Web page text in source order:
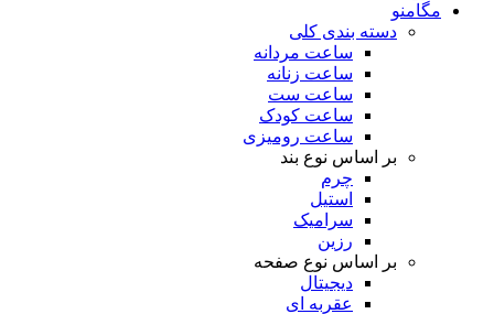
مگامنو
دسته بندی کلی
ساعت مردانه
ساعت زنانه
ساعت ست
ساعت کودک
ساعت رومیزی
بر اساس نوع بند
چرم
استیل
سرامیک
رزین
بر اساس نوع صفحه
دیجیتال
عقربه ای